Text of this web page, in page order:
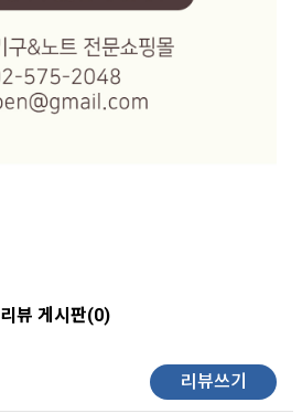
리뷰 게시판(0)
리뷰쓰기